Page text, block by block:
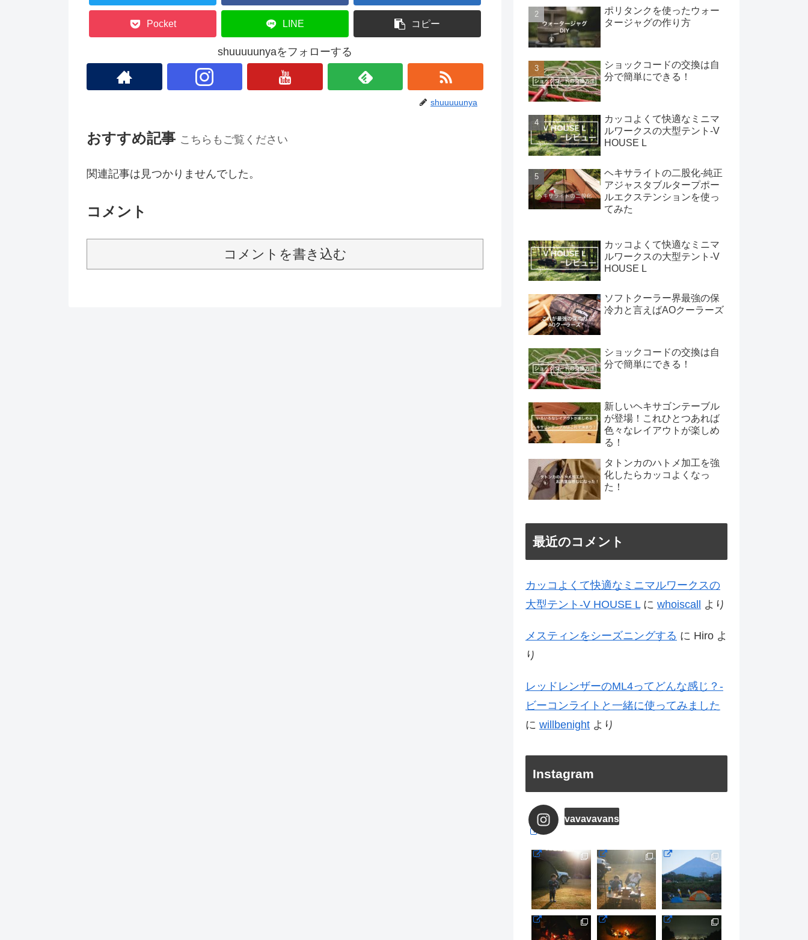
Pocket LINE コピー
shuuuuunyaをフォローする
shuuuuunya
おすすめ記事 こちらもご覧ください
関連記事は見つかりませんでした。
コメント
コメントを書き込む
ポリタンクを使ったウォー
タージャグの作り方
ショックコードの交換は自
分で簡単にできる！
カッコよくて快適なミニマ
ルワークスの大型テント-V
HOUSE L
ヘキサライトの二股化-純正
アジャスタブルタープポー
ルエクステンションを使っ
てみた
カッコよくて快適なミニマ
ルワークスの大型テント-V
HOUSE L
ソフトクーラー界最強の保
冷力と言えばAOクーラーズ
ショックコードの交換は自
分で簡単にできる！
新しいヘキサゴンテーブル
が登場！これひとつあれば
色々なレイアウトが楽しめ
る！
タトンカのハトメ加工を強
化したらカッコよくなっ
た！
最近のコメント
カッコよくて快適なミニマルワークスの
大型テント-V HOUSE Lに whoiscall より
メスティンをシーズニングする に Hiro よ
り
レッドレンザーのML4ってどんな感じ？-
ビーコンライトと一緒に使ってみました
に willbenight より
Instagram
vavavavans